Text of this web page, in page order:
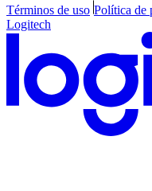
Términos de uso Política de
Logitech